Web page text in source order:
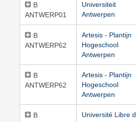
B
ANTWERP01
Universiteit
Antwerpen
B
ANTWERP62
Artesis - Plantijn
Hogeschool
Antwerpen
B
ANTWERP62
Artesis - Plantijn
Hogeschool
Antwerpen
B
Université Libre